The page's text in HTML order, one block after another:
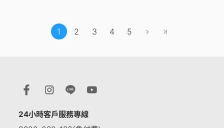
1 2 3 4 5
24小時客戶服務專線